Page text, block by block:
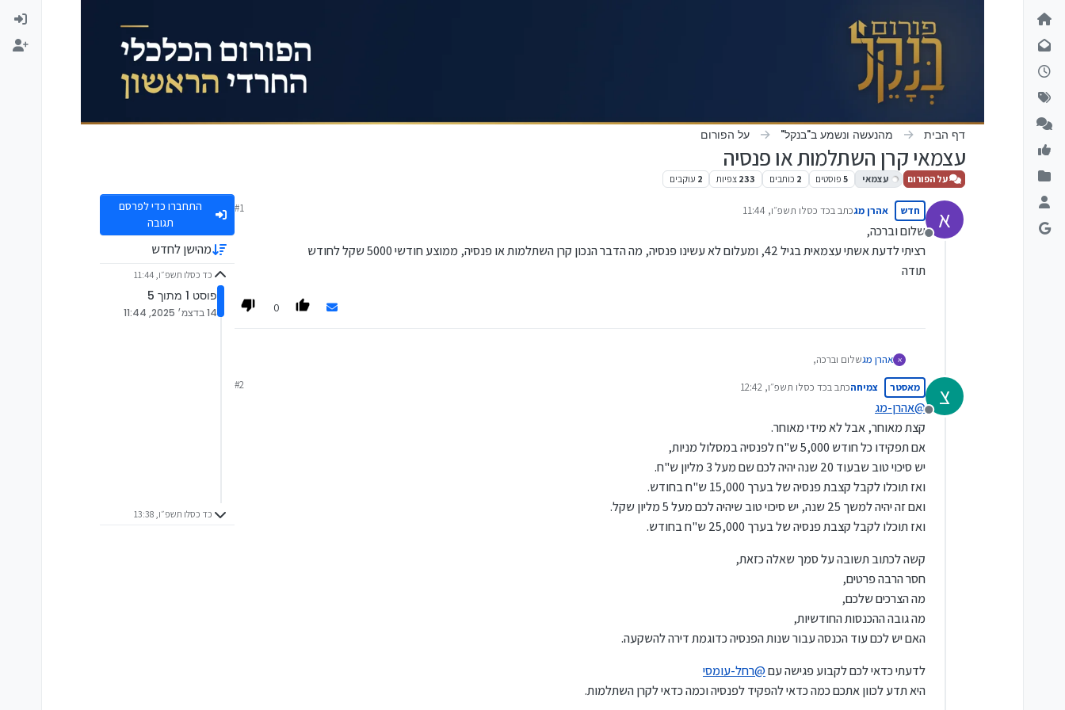
דילוג לתוכן
דף הבית מהנעשה ונשמע ב"בנקל" על הפורום
עצמאי קרן השתלמות או פנסיה
על הפורום עצמאי 5 פוסטים 2 כותבים 233 צפיות 2 עוקבים
א
מנותק
חדש אהרן מגכתב בכד כסלו תשפ״ו, 11:44
נערך לאחרונה על ידי
#1
שלום וברכה,
רציתי לדעת אשתי עצמאית בגיל 42, ומעלום לא עשינו פנסיה, מה הדבר הנכון קרן השתלמות או פנסיה, ממוצע חודשי 5000 שקל לחודש
תודה
0
א אהרן מגשלום וברכה,
תודה
צ
מנותק
מאסטר צמיחהכתב בכד כסלו תשפ״ו, 12:42
נערך לאחרונה על ידי
#2
@אהרן-מג
קצת מאוחר, אבל לא מידי מאוחר.
אם תפקידו כל חודש 5,000 ש"ח לפנסיה במסלול מניות,
יש סיכוי טוב שבעוד 20 שנה יהיה לכם שם מעל 3 מליון ש"ח.
ואז תוכלו לקבל קצבת פנסיה של בערך 15,000 ש"ח בחודש.
ואם זה יהיה למשך 25 שנה, יש סיכוי טוב שיהיה לכם מעל 5 מליון שקל.
ואז תוכלו לקבל קצבת פנסיה של בערך 25,000 ש"ח בחודש.
קשה לכתוב תשובה על סמך שאלה כזאת,
חסר הרבה פרטים,
מה הצרכים שלכם,
מה גובה ההכנסות החודשיות,
האם יש לכם עוד הכנסה עבור שנות הפנסיה כדוגמת דירה להשקעה.
לדעתי כדאי לכם לקבוע פגישה עם@רחל-עומסי
היא תדע לכוון אתכם כמה כדאי להפקיד לפנסיה וכמה כדאי לקרן השתלמות.
התחברו כדי לפרסם
תגובה
מהישן לחדש
כד כסלו תשפ״ו, 11:44
פוסט 1 מתוך 5
14 בדצמ׳ 2025, 11:44
כד כסלו תשפ״ו, 13:38